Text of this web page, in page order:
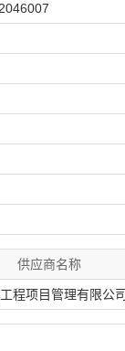
供应商名称
程项目管理有限公